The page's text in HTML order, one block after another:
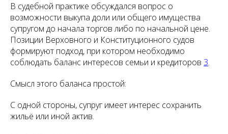
В судебной практике обсуждался вопрос о
возможности выкупа доли или общего имущества
супругом до начала торгов либо по начальной цене.
Позиции Верховного и Конституционного судов
формируют подход, при котором необходимо
соблюдать баланс интересов семьи и кредиторов 3.
Смысл этого баланса простой:
С одной стороны, супруг имеет интерес сохранить
жильё или иной актив.